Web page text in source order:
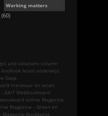
Working matters
(60)
and solutions column
knoflook lezen onderwijs
Soep
literatuur en lezen
- 24/7 Webboulevard
online Magazine
Magazine - Groen en
Kookkunst